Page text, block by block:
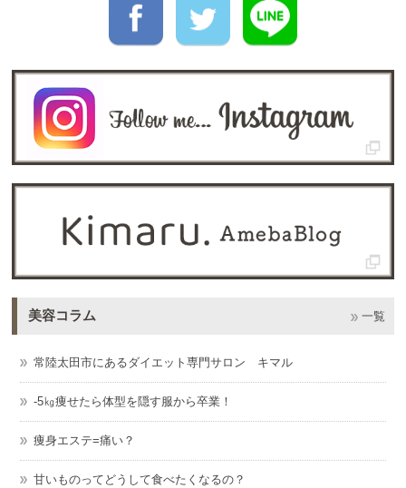
美容コラム 一覧
常陸太田市にあるダイエット専門サロン キマル
-5㎏痩せたら体型を隠す服から卒業！
痩身エステ=痛い？
甘いものってどうして食べたくなるの？